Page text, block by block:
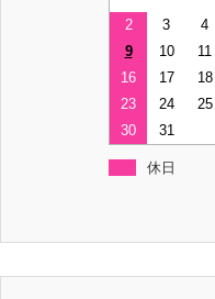
2
3 4
9
10 11
16
17 18
23
24 25
30
31
休日